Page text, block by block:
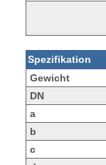
Spezifikation
Gewicht
DN
a
b
c